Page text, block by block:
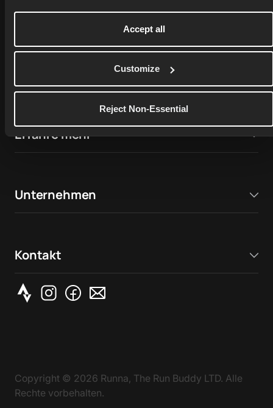
Accept all
Customize
Reject Non-Essential
76,000+ ratings on Apple App Store
4.9
Google Play Store
4.7
Erfahre mehr
Unternehmen
Kontakt
Copyright © 2026 Runna, The Run Buddy LTD. Alle
Rechte vorbehalten.